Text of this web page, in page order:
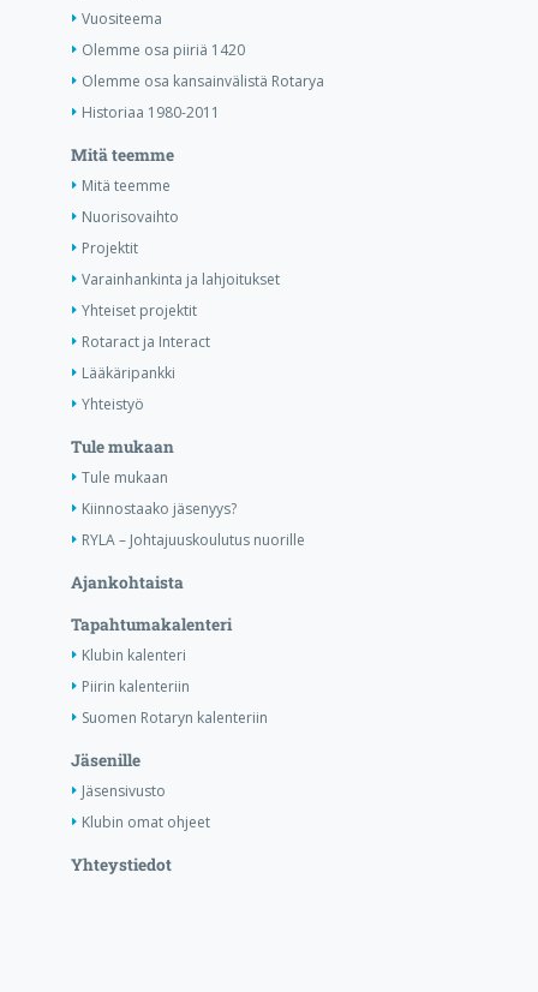
Vuositeema
Olemme osa piiriä 1420
Olemme osa kansainvälistä Rotarya
Historiaa 1980-2011
Mitä teemme
Mitä teemme
Nuorisovaihto
Projektit
Varainhankinta ja lahjoitukset
Yhteiset projektit
Rotaract ja Interact
Lääkäripankki
Yhteistyö
Tule mukaan
Tule mukaan
Kiinnostaako jäsenyys?
RYLA – Johtajuuskoulutus nuorille
Ajankohtaista
Tapahtumakalenteri
Klubin kalenteri
Piirin kalenteriin
Suomen Rotaryn kalenteriin
Jäsenille
Jäsensivusto
Klubin omat ohjeet
Yhteystiedot